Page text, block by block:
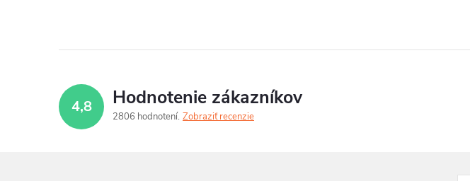
4,8 Hodnotenie zákazníkov
2806 hodnotení Zobraziť recenzie